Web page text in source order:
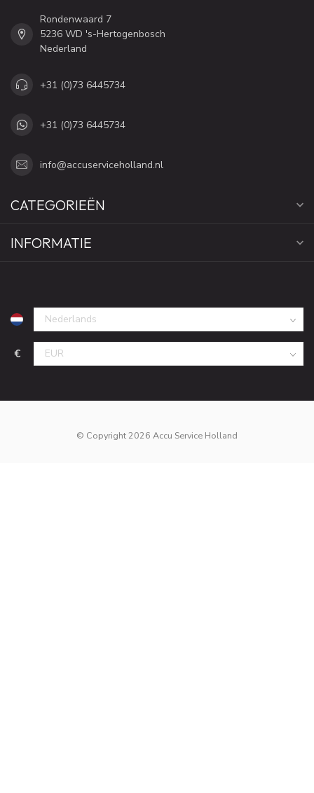
Rondenwaard 7
5236 WD 's-Hertogenbosch
Nederland
+31 (0)73 6445734
+31 (0)73 6445734
info@accuserviceholland.nl
CATEGORIEËN
INFORMATIE
€
© Copyright 2026 Accu Service Holland